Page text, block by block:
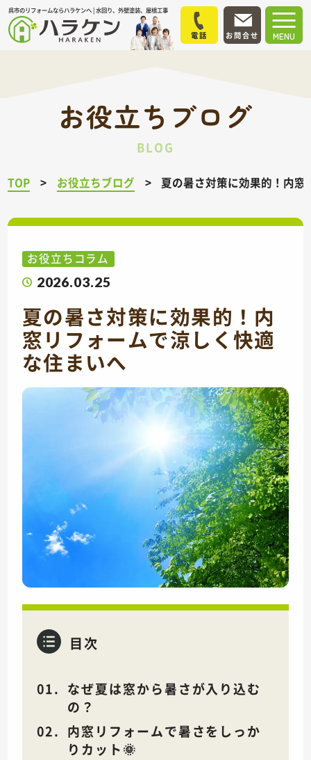
呉市のリフォームならハラケンへ | 水回り、外壁塗装、屋根工事
MENU
電話 お問合せ
お役立ちブログ
BLOG
TOP お役立ちブログ 夏の暑さ対策に効果的！内
お役立ちコラム
2026.03.25
夏の暑さ対策に効果的！内
窓リフォームで涼しく快適
な住まいへ
目次
なぜ夏は窓から暑さが入り込む
の？
内窓リフォームで暑さをしっか
りカット🌞